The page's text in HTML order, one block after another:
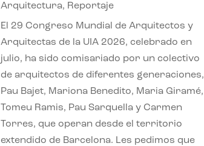
Arquitectura, Reportaje
El 29 Congreso Mundial de Arquitectos y
Arquitectas de la UIA 2026, celebrado en
julio, ha sido comisariado por un colectivo
de arquitectos de diferentes generaciones,
Pau Bajet, Mariona Benedito, Maria Giramé,
Tomeu Ramis, Pau Sarquella y Carmen
Torres, que operan desde el territorio
extendido de Barcelona. Les pedimos que